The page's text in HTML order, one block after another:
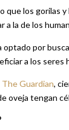
que los gorilas
a la de los
optado por
a los seres
The Guardian,
oveja tengan